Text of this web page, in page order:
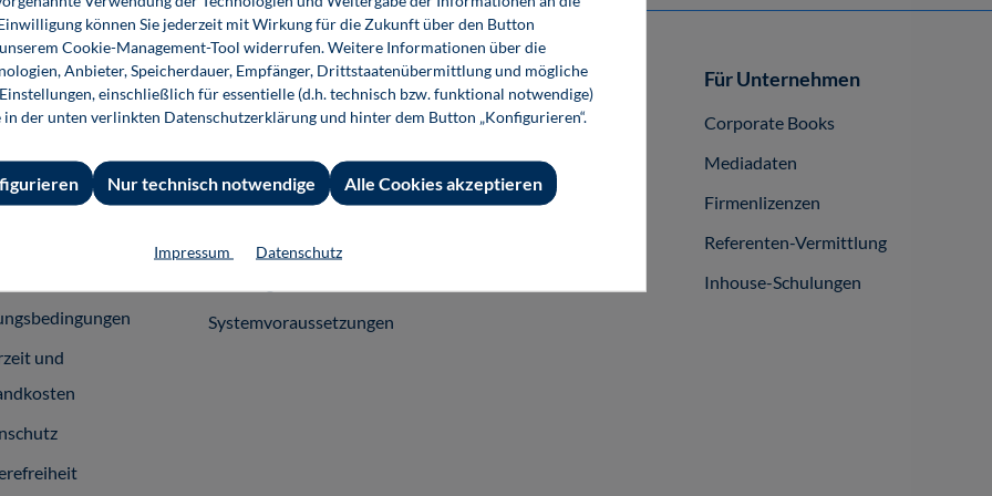
Informationen
und
Shop-Service
Ansprechpartner
Support
InfoClick
Prüfstückbestellung
Systemvoraussetzungen
Für Autor-/innen
Fachbuch publizieren
Für Unternehmen
Corporate Books
Mediadaten
Firmenlizenzen
Referenten-Vermittlung
Inhouse-Schulungen
können Sie jederzeit mit Wirkung für die Zukunft über den Button
Cookie-Management-Tool widerrufen. Weitere Informationen über die
Anbieter, Speicherdauer, Empfänger, Drittstaatenübermittlung und mögliche
einschließlich für essentielle (d.h. technisch bzw. funktional notwendige)
in der unten verlinkten Datenschutzerklärung und hinter dem Button „Konfigurieren“.
Nur technisch notwendige Alle Cookies akzeptieren
Impressum Datenschutz